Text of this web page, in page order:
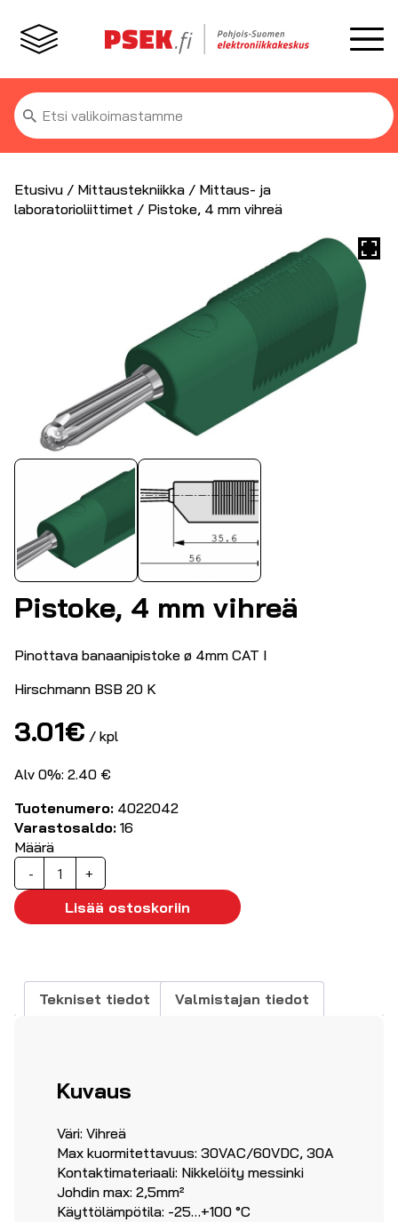
Etsi:
Etusivu / Mittaustekniikka / Mittaus- ja
laboratorioliittimet / Pistoke, 4 mm vihreä
Pistoke, 4 mm vihreä
Pinottava banaanipistoke ø 4mm CAT I
Hirschmann BSB 20 K
3.01€ / kpl
Alv 0%: 2.40 €
Tuotenumero: 4022042
Varastosaldo: 16
Määrä
-
Pistoke,
4
vihreä
+
Lisää ostoskoriin
Tekniset tiedot Valmistajan tiedot
Kuvaus
Väri: Vihreä
Max kuormitettavuus: 30VAC/60VDC, 30A
Kontaktimateriaali: Nikkelöity messinki
Johdin max: 2,5mm²
Käyttölämpötila: -25…+100 °C